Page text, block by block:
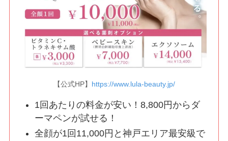
【公式HP】 https://www.lula-beauty.jp/
1回あたりの料金が安い！8,800円からダ
ーマペンが試せる！
全顔が1回11,000円と神戸エリア最安級で